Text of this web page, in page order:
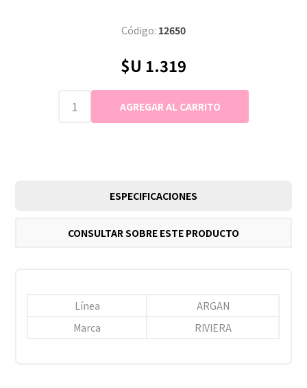
Código: 12650
$U 1.319
ESPECIFICACIONES
CONSULTAR SOBRE ESTE PRODUCTO
Línea
ARGAN
Marca
RIVIERA